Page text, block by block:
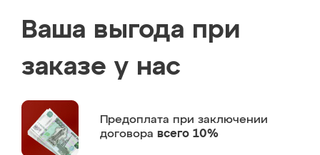
Ваша выгода при
заказе у нас
Предоплата при заключении
договора всего 10%